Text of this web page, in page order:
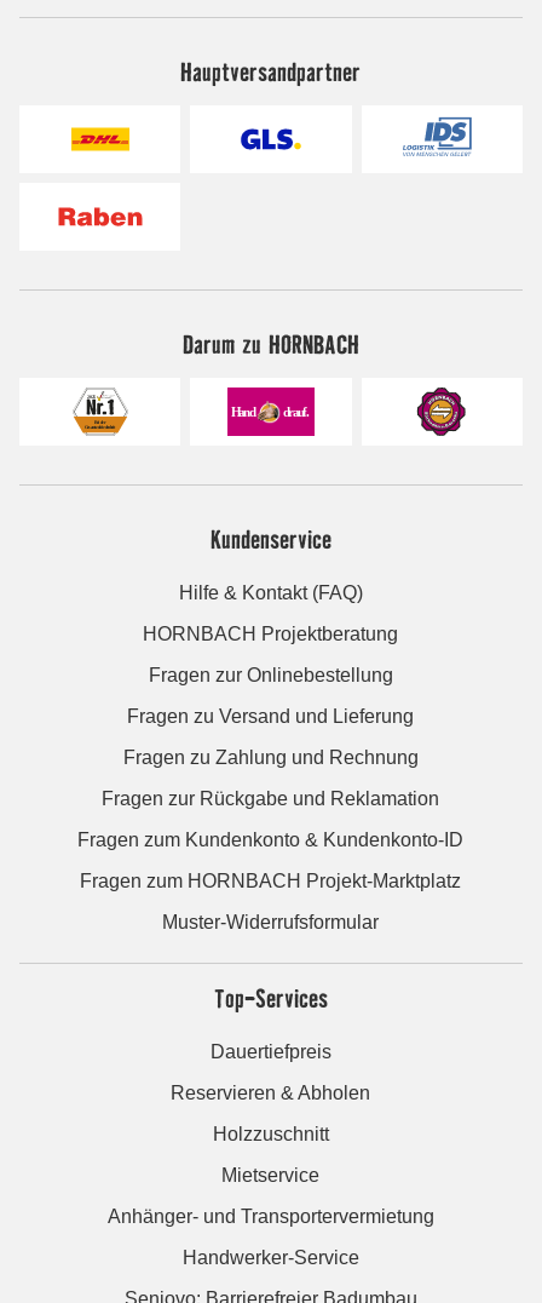
Hauptversandpartner
Darum zu HORNBACH
Kundenservice
Hilfe & Kontakt (FAQ)
HORNBACH Projektberatung
Fragen zur Onlinebestellung
Fragen zu Versand und Lieferung
Fragen zu Zahlung und Rechnung
Fragen zur Rückgabe und Reklamation
Fragen zum Kundenkonto & Kundenkonto-ID
Fragen zum HORNBACH Projekt-Marktplatz
Muster-Widerrufsformular
Top-Services
Dauertiefpreis
Reservieren & Abholen
Holzzuschnitt
Mietservice
Anhänger- und Transportervermietung
Handwerker-Service
Seniovo: Barrierefreier Badumbau